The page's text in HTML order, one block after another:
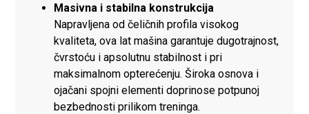
Masivna i stabilna konstrukcija
Napravljena od čeličnih profila visokog
kvaliteta, ova lat mašina garantuje dugotrajnost,
čvrstoću i apsolutnu stabilnost i pri
maksimalnom opterećenju. Široka osnova i
ojačani spojni elementi doprinose potpunoj
bezbednosti prilikom treninga.